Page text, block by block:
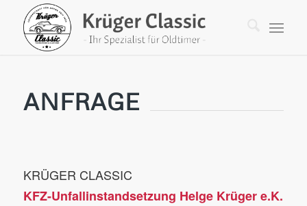
ANFRAGE
KRÜGER CLASSIC
KFZ-Unfallinstandsetzung Helge Krüger e.K.